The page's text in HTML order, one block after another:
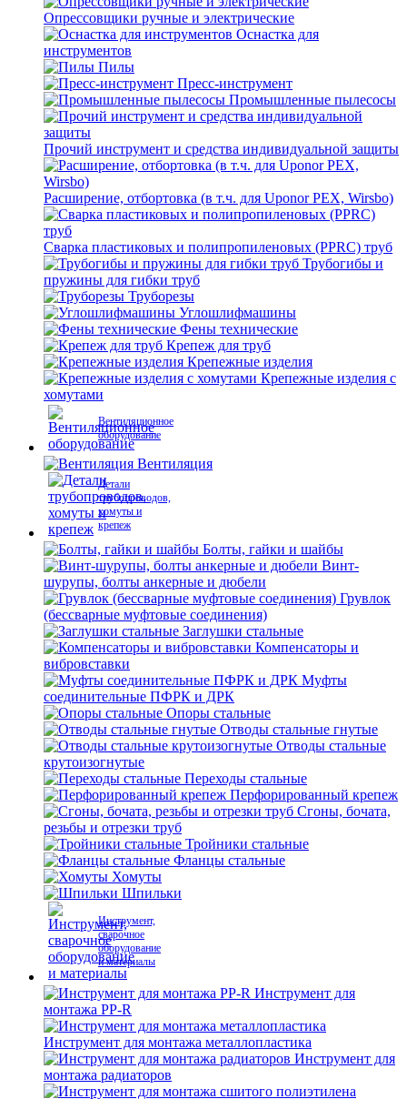
Опрессовщики ручные и электрические
Оснастка для
инструментов
Пилы
Пресс-инструмент
Промышленные пылесосы
Прочий инструмент и средства индивидуальной защиты
Расширение, отбортовка (в т.ч. для Uponor PEX, Wirsbo)
Сварка пластиковых и полипропиленовых (PPRC) труб
Трубогибы и
пружины для гибки труб
Труборезы
Углошлифмашины
Фены технические
Крепеж для труб
Крепежные изделия
Крепежные изделия с
хомутами
Вентиляционное
оборудование
Вентиляция
Детали
трубопроводов,
хомуты и
крепеж
Болты, гайки и шайбы
Винт-
шурупы, болты анкерные и дюбели
Грувлок
(бессварные муфтовые соединения)
Заглушки стальные
Компенсаторы и
вибровставки
Муфты
соединительные ПФРК и ДРК
Опоры стальные
Отводы стальные гнутые
Отводы стальные
крутоизогнутые
Переходы стальные
Перфорированный крепеж
Сгоны, бочата,
резьбы и отрезки труб
Тройники стальные
Фланцы стальные
Хомуты
Шпильки
Инструмент,
сварочное
оборудование
и материалы
Инструмент для
монтажа PP-R
Инструмент для монтажа металлопластика
Инструмент для
монтажа радиаторов